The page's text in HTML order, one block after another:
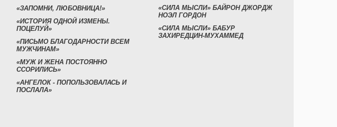
«ЗАПОМНИ, ЛЮБОВНИЦА!»
«ИСТОРИЯ ОДНОЙ ИЗМЕНЫ.
ПОЦЕЛУЙ»
«ПИСЬМО БЛАГОДАРНОСТИ ВСЕМ
МУЖЧИНАМ»
«МУЖ И ЖЕНА ПОСТОЯННО
ССОРИЛИСЬ»
«АНГЕЛОК - ПОПОЛЬЗОВАЛАСЬ И
ПОСЛАЛА»
«СИЛА МЫСЛИ» БАЙРОН ДЖОРДЖ
НОЭЛ ГОРДОН
«СИЛА МЫСЛИ» БАБУР
ЗАХИРЕДЦИН-МУХАММЕД